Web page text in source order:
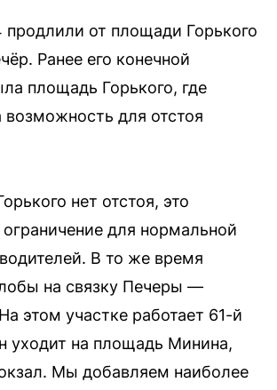
от площади Горького
Ранее его конечной
площадь Горького, где
возможность для отстоя
нет отстоя, это
для нормальной
В то же время
на связку Печеры —
этом участке работает 61-й
уходит на площадь Минина,
Мы добавляем наиболее